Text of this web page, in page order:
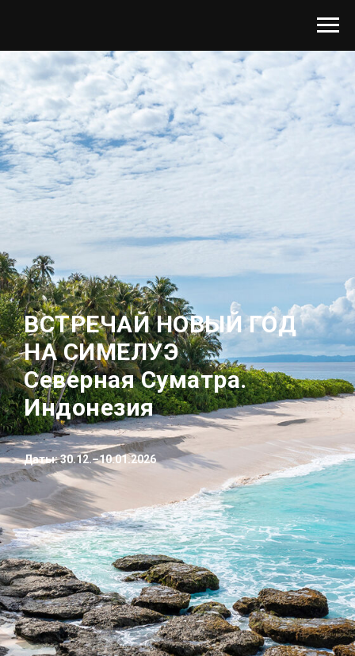
ВСТРЕЧАЙ НОВЫЙ ГОД
НА СИМЕЛУЭ
Северная Суматра.
Индонезия
Даты: 30.12.–10.01.2026